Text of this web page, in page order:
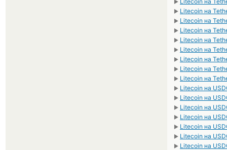
►
► Litecoin на
► Litecoin на
► Litecoin на
► Litecoin на
► Litecoin на
► Litecoin на
► Litecoin на
► Litecoin на
► Litecoin на
► Litecoin на
► Litecoin на
► Litecoin на
► Litecoin на
► Litecoin на
► Litecoin на